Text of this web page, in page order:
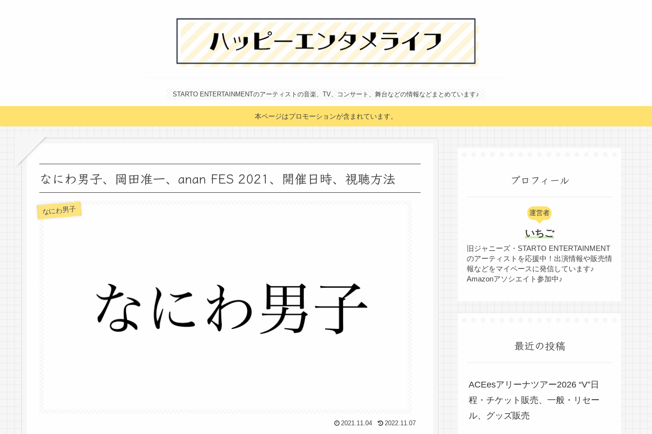
STARTO ENTERTAINMENTのアーティストの音楽、TV、コンサート、舞台などの情報などまとめています♪
本ページはプロモーションが含まれています。
なにわ男子、岡田准一、anan FES 2021、開催日時、視聴方法
なにわ男子
2021.11.04 2022.11.07
プロフィール
運営者
いちご
旧ジャニーズ・STARTO ENTERTAINMENT
のアーティストを応援中！出演情報や販売情
報などをマイペースに発信しています♪
Amazonアソシエイト参加中♪
最近の投稿
ACEesアリーナツアー2026 “V”日
程・チケット販売、一般・リセー
ル、グッズ販売